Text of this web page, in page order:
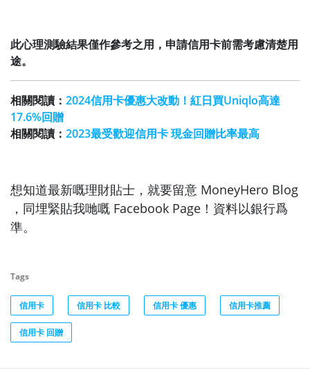
此心理測驗結果僅作參考之用，申請信用卡前需考慮清楚用
途。
相關閱讀： 2024信用卡優惠大改動！紅日買Uniqlo高達
17.6%回贈
相關閱讀： 2023最受歡迎信用卡 現金回贈比率最高
想知道最新嘅理財貼士，就要留意 MoneyHero Blog
，同埋緊貼我哋嘅 Facebook Page！資料以銀行爲
準。
Tags
信用卡 信用卡 比較 信用卡 優惠 信用卡推薦
信用卡 回贈